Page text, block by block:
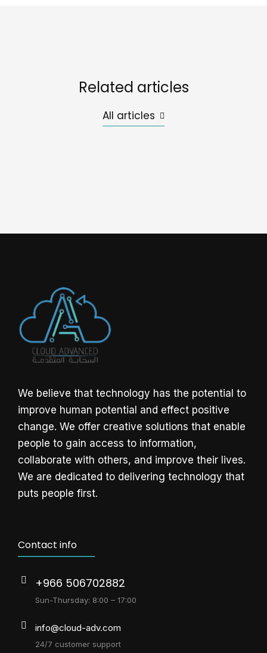
Related articles
All articles
We believe that technology has the potential to
improve human potential and effect positive
change. We offer creative solutions that enable
people to gain access to information,
collaborate with others, and improve their lives.
We are dedicated to delivering technology that
puts people first.
Contact info
+966 506702882
Sun-Thursday: 8:00 – 17:00
info@cloud-adv.com
24/7 customer support